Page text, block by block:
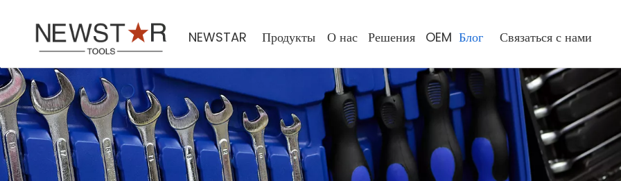
NEWSTAR Продукты О нас Решения OEM Блог Связаться с нами